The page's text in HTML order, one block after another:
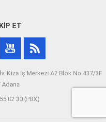
ET
Kiza İş Merkezi A2 Blok No:437/3F
Adana
02 30 (PBX)